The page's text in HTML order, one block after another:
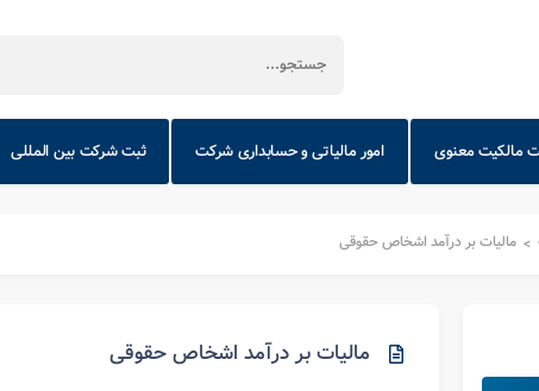
مالکیت معنوی امور مالیاتی و حسابداری شرکت ثبت شرکت بین المللی
> مالیات بر درآمد اشخاص حقوقی
مالیات بر درآمد اشخاص حقوقی